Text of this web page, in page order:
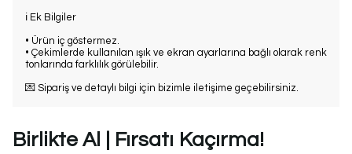
ℹ️ Ek Bilgiler
• Ürün iç göstermez.
• Çekimlerde kullanılan ışık ve ekran ayarlarına bağlı olarak renk
tonlarında farklılık görülebilir.
💌 Sipariş ve detaylı bilgi için bizimle iletişime geçebilirsiniz.
Birlikte Al | Fırsatı Kaçırma!